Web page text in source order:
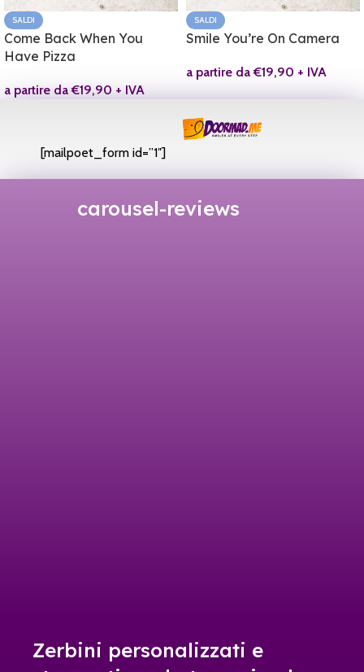
SALDI
Come Back When You
Have Pizza
a partire da€19,90 + IVA
SALDI
Smile You’re On Camera
a partire da€19,90 + IVA
[mailpoet_form id=”1″]
carousel-reviews
Zerbini personalizzati e